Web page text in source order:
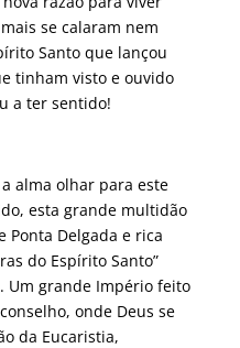
se calaram nem
Santo que lançou
tinham visto e ouvido
a ter sentido!
alma olhar para este
esta grande multidão
Ponta Delgada e rica
do Espírito Santo”
Um grande Império feito
onde Deus se
da Eucaristia,